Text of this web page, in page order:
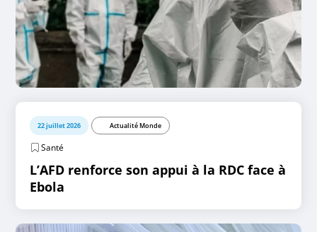
22 juillet 2026 Actualité Monde
Santé
L’AFD renforce son appui à la RDC face à
Ebola